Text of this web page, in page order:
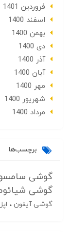
فروردین 1401
اسفند 1400
بهمن 1400
دی 1400
آذر 1400
آبان 1400
مهر 1400
شهریور 1400
مرداد 1400
برچسب‌ها
گوشی
گوشی
گوشی آیفون